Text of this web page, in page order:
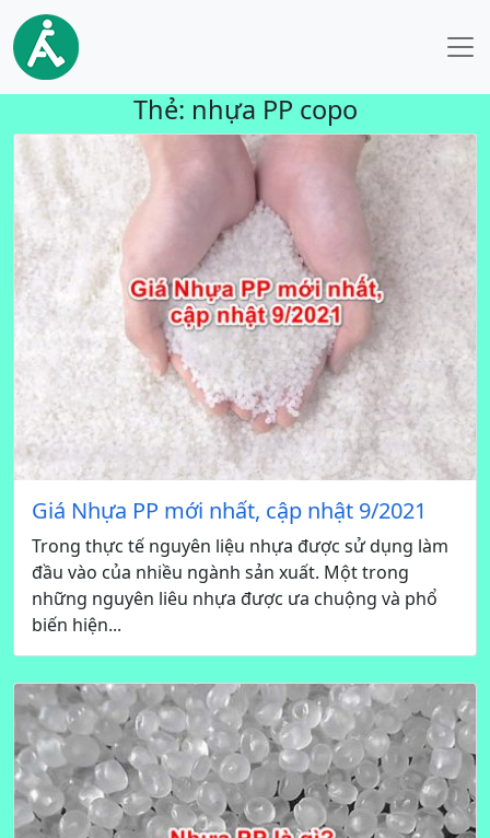
Thẻ: nhựa PP copo
Giá Nhựa PP mới nhất, cập nhật 9/2021
Trong thực tế nguyên liệu nhựa được sử dụng làm
đầu vào của nhiều ngành sản xuất. Một trong
những nguyên liêu nhựa được ưa chuộng và phổ
biến hiện...